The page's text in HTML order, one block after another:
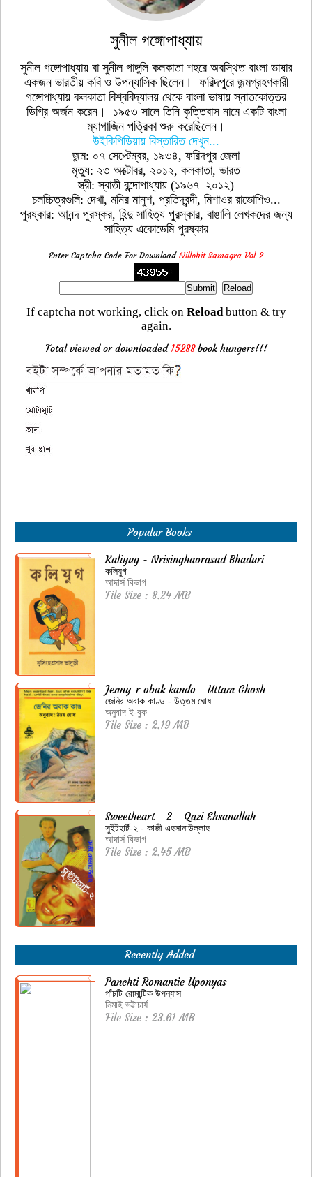
সুনীল গঙ্গোপাধ্যায়
সুনীল গঙ্গোপাধ্যায় বা সুনীল গাঙ্গুলি কলকাতা শহরে অবস্থিত বাংলা ভাষার
একজন ভারতীয় কবি ও উপন্যাসিক ছিলেন। ফরিদপুরে জন্মগ্রহণকারী
গঙ্গোপাধ্যায় কলকাতা বিশ্ববিদ্যালয় থেকে বাংলা ভাষায় স্নাতকোত্তর
ডিগ্রি অর্জন করেন। ১৯৫৩ সালে তিনি কৃত্তিবাস নামে একটি বাংলা
ম্যাগাজিন পত্রিকা শুরু করেছিলেন।
উইকিপিডিয়ায় বিস্তারিত দেখুন...
জন্ম: ০৭ সেপ্টেম্বর, ১৯৩৪, ফরিদপুর জেলা
মৃত্যু: ২৩ অক্টোবর, ২০১২, কলকাতা, ভারত
স্ত্রী: স্বাতী বন্দোপাধ্যায় (১৯৬৭–২০১২)
চলচ্চিত্রগুলি: দেখা, মনির মানুশ, প্রতিদ্বন্দী, মিশাওর রাভোশিও...
পুরষ্কার: আনন্দ পুরস্কর, হিন্দু সাহিত্য পুরস্কার, বাঙালি লেখকদের জন্য
সাহিত্য একােডেমি পুরষ্কার
Enter Captcha Code For Download Nillohit Samagra Vol-2
If captcha not working, click on Reloadbutton & try
again.
Total viewed or downloaded 15288book hungers!!!
Popular Books
Kaliyug - Nrisinghaorasad Bhaduri
কলিযুগ
আদার্স বিভাগ
File Size : 8.24 MB
Jenny-r obak kando - Uttam Ghosh
জেনির অবাক কাণ্ড - উত্তম ঘোষ
অনুবাদ ই-বুক
File Size : 2.19 MB
Sweetheart - 2 - Qazi Ehsanullah
সুইটহার্ট-২ - কাজী এহসানাউল্লাহ
আদার্স বিভাগ
File Size : 2.45 MB
Recently Added
Panchti Romantic Uponyas
পাঁচটি রোমান্টিক উপন্যাস
নিমাই ভট্টাচার্য
File Size : 23.61 MB